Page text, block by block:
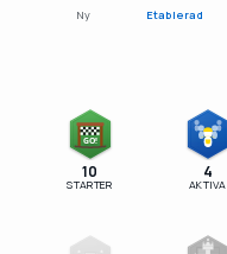
Ny Etablerad
GO!
10
STARTER
4
AKTIVA